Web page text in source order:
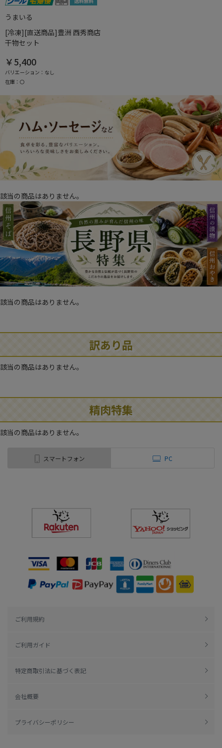
うまいる
[冷凍][直送商品]豊洲 西秀商店
干物セット
￥5,400
バリエーション：なし
在庫：〇
該当の商品はありません。
該当の商品はありません。
訳あり品
該当の商品はありません。
精肉特集
該当の商品はありません。
スマートフォン PC
ご利用規約
ご利用ガイド
特定商取引法に基づく表記
会社概要
プライバシーポリシー